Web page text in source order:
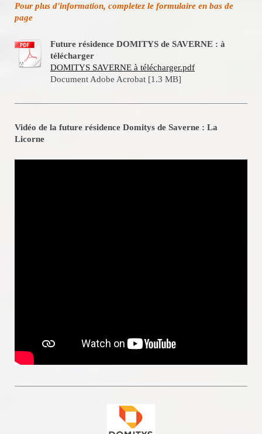
Pour plus d'information, completez le formulaire en bas de
page
Future résidence DOMITYS de SAVERNE : à
télécharger
DOMITYS SAVERNE à télécharger.pdf
Document Adobe Acrobat [1.3 MB]
Vidéo de la future résidence Domitys de Saverne : La
Licorne